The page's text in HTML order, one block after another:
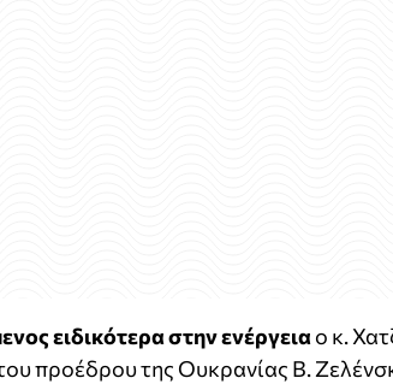
ειδικότερα στην ενέργεια ο κ.
προέδρου της Ουκρανίας Β.